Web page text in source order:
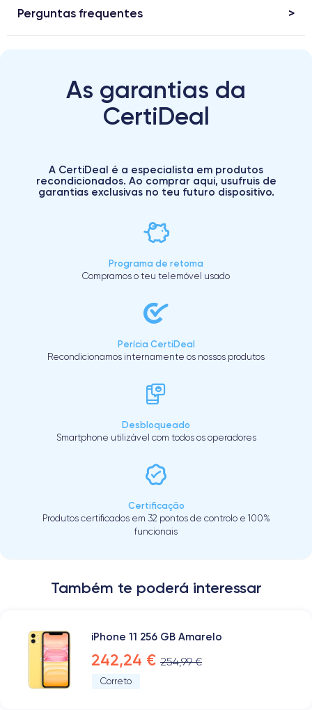
Perguntas frequentes
As garantias da
CertiDeal
A CertiDeal é a especialista em produtos
recondicionados. Ao comprar aqui, usufruis de
garantias exclusivas no teu futuro dispositivo.
Programa de retoma
Compramos o teu telemóvel usado
Perícia CertiDeal
Recondicionamos internamente os nossos produtos
Desbloqueado
Smartphone utilizável com todos os operadores
Certificação
Produtos certificados em 32 pontos de controlo e 100%
funcionais
Também te poderá interessar
iPhone 11 256 GB Amarelo
242,24 € 254,99 €
Correto